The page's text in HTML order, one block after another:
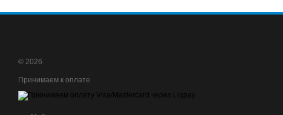
© 2026
Принимаем к оплате